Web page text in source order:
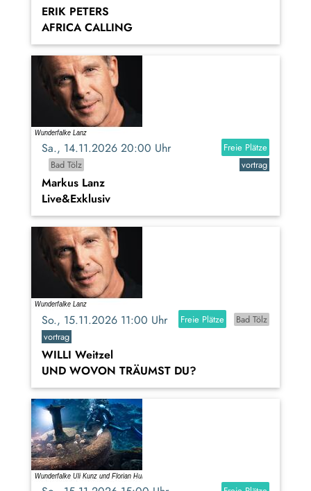
ERIK PETERS
AFRICA CALLING
Sa., 14.11.2026 20:00 Uhr
Freie Plätze
Bad Tölz
vortrag
Markus Lanz
Live&Exklusiv
So., 15.11.2026 11:00 Uhr Freie Plätze
Bad Tölz
vortrag
WILLI Weitzel
UND WOVON TRÄUMST DU?